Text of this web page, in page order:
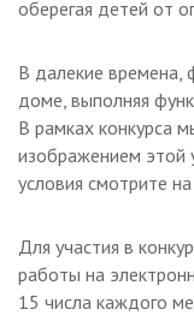
оберегая детей от
В далекие времена,
доме, выполняя
В рамках конкурса
изображением этой
условия смотрите на
Для участия в
работы на
15 числа каждого